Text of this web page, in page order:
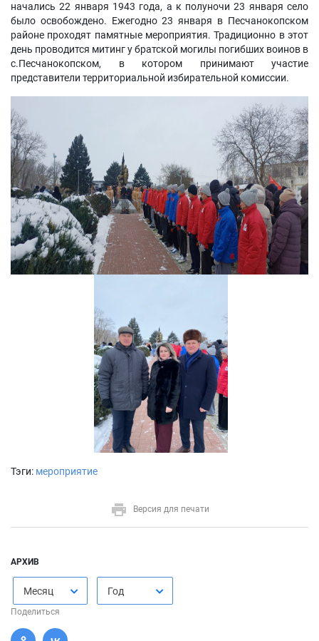
начались 22 января 1943 года, а к полуночи 23 января село
было освобождено. Ежегодно 23 января в Песчанокопском
районе проходят памятные мероприятия. Традиционно в этот
день проводится митинг у братской могилы погибших воинов в
с.Песчанокопском, в котором принимают участие
представители территориальной избирательной комиссии.
Тэги: мероприятие
Версия для печати
АРХИВ
Месяц Год
Поделиться